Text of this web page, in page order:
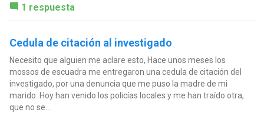
1 respuesta
Cedula de citación al investigado
Necesito que alguien me aclare esto, Hace unos meses los
mossos de escuadra me entregaron una cedula de citación del
investigado, por una denuncia que me puso la madre de mi
marido. Hoy han venido los policías locales y me han traído otra,
que no se...